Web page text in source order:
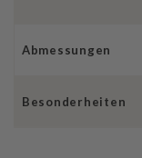
Abmessungen
Besonderheiten